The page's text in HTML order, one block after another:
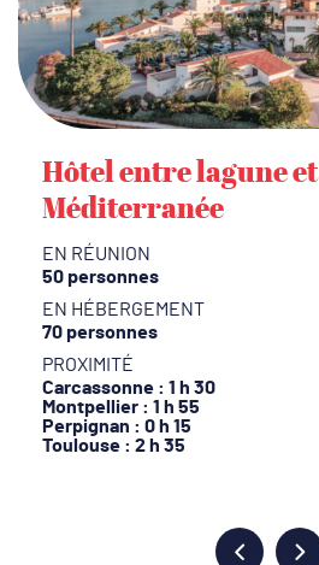
Hôtel entre lagune et
Méditerranée
EN RÉUNION
50 personnes
EN HÉBERGEMENT
70 personnes
PROXIMITÉ
Carcassonne : 1 h 30
Montpellier : 1 h 55
Perpignan : 0 h 15
Toulouse : 2 h 35